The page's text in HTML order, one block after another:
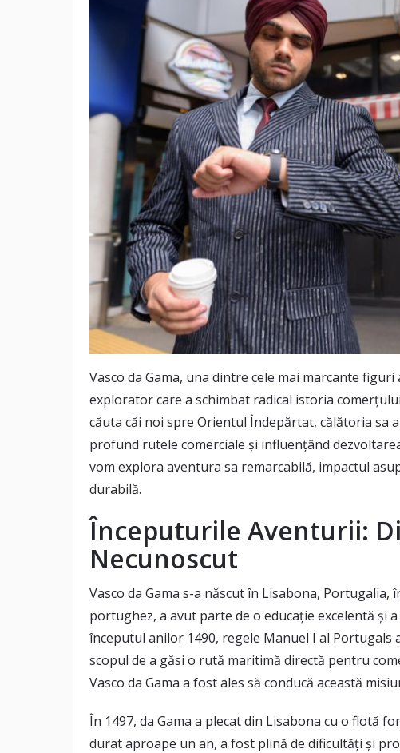
Vasco da Gama, una dintre cele mai marcante
explorator care a schimbat radical istoria
căuta căi noi spre Orientul Îndepărtat, călătoria sa
profund rutele comerciale și influențând
vom explora aventura sa remarcabilă, impactul
durabilă.
Începuturile Aventurii:
Necunoscut
Vasco da Gama s-a născut în Lisabona,
portughez, a avut parte de o educație excelentă și
începutul anilor 1490, regele Manuel I al Portugals
scopul de a găsi o rută maritimă directă pentru
Vasco da Gama a fost ales să conducă această
În 1497, da Gama a plecat din Lisabona cu o flotă
durat aproape un an, a fost plină de dificultăți și